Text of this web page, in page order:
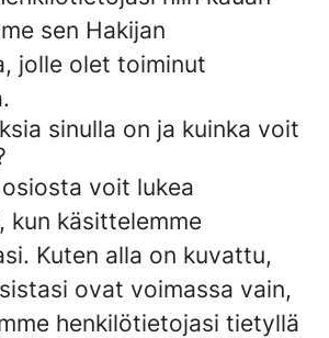
sen Hakijan
jolle olet toiminut
sinulla on ja kuinka voit
voit lukea
kun käsittelemme
Kuten alla on kuvattu,
ovat voimassa vain,
henkilötietojasi tietyllä